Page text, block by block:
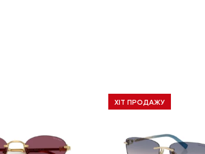
ХІТ ПРОДАЖУ